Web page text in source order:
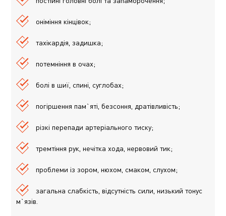
оніміння кінцівок;
тахікардія, задишка;
потемніння в очах;
болі в шиї, спині, суглобах;
погіршення пам`яті, безсоння, дратівливість;
різкі перепади артеріального тиску;
тремтіння рук, нечітка хода, нервовий тик;
проблеми із зором, нюхом, смаком, слухом;
загальна слабкість, відсутність сили, низький тонус
м`язів.